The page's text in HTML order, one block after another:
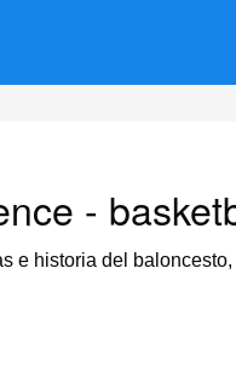
-
e historia del